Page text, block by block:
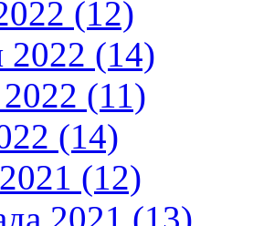
(12)
2022 (14)
(11)
(14)
(12)
2021 (13)